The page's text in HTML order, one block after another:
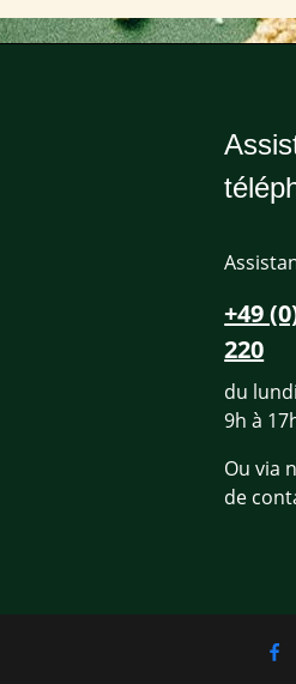
+49
220
du
9h à
Ou via
de